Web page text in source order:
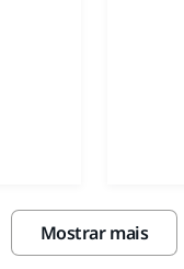
Mostrar mais